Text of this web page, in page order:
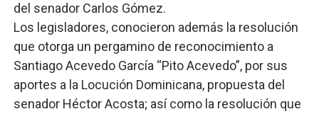
del senador Carlos Gómez.
Los legisladores, conocieron además la resolución
que otorga un pergamino de reconocimiento a
Santiago Acevedo García “Pito Acevedo”, por sus
aportes a la Locución Dominicana, propuesta del
senador Héctor Acosta; así como la resolución que